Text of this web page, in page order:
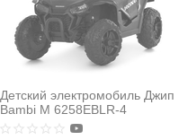
Детский электромобиль Джип
Bambi M 6258EBLR-4